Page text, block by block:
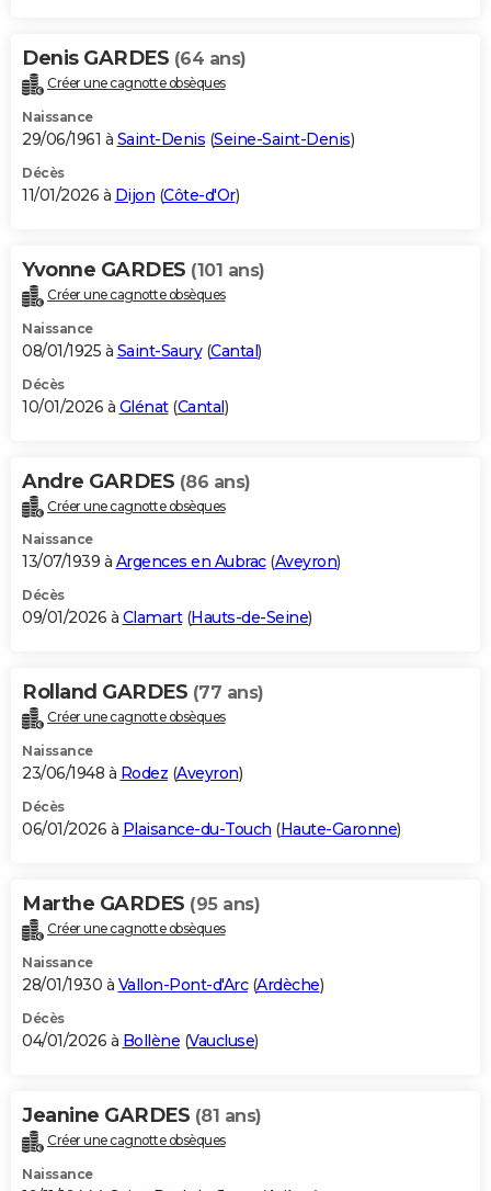
Denis GARDES (64 ans)
Créer une cagnotte obsèques
Naissance
29/06/1961 à Saint-Denis (Seine-Saint-Denis)
Décès
11/01/2026 à Dijon (Côte-d'Or)
Yvonne GARDES (101 ans)
Créer une cagnotte obsèques
Naissance
08/01/1925 à Saint-Saury(Cantal)
Décès
10/01/2026 à Glénat(Cantal)
Andre GARDES (86 ans)
Créer une cagnotte obsèques
Naissance
13/07/1939 à Argences en Aubrac(Aveyron)
Décès
09/01/2026 à Clamart(Hauts-de-Seine)
Rolland GARDES (77 ans)
Créer une cagnotte obsèques
Naissance
23/06/1948 à Rodez (Aveyron)
Décès
06/01/2026 à Plaisance-du-Touch (Haute-Garonne)
Marthe GARDES (95 ans)
Créer une cagnotte obsèques
Naissance
28/01/1930 à Vallon-Pont-d'Arc(Ardèche)
Décès
04/01/2026 à Bollène (Vaucluse)
Jeanine GARDES (81 ans)
Créer une cagnotte obsèques
Naissance